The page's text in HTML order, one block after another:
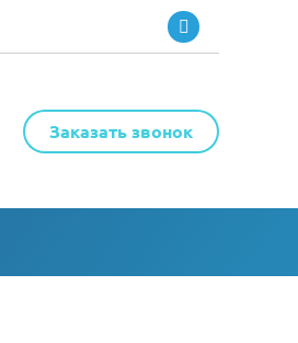
Заказать звонок